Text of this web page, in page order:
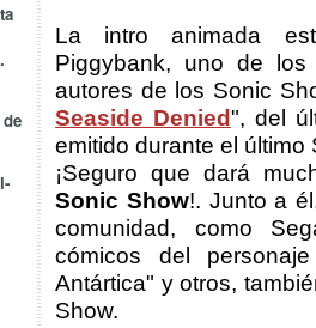
La intro animada
Piggybank, uno de los
autores de los Sonic
Seaside Denied", del
emitido durante el último
¡Seguro que dará
Sonic Show!. Junto a
comunidad, como
cómicos del
Antártica" y otros,
Show.